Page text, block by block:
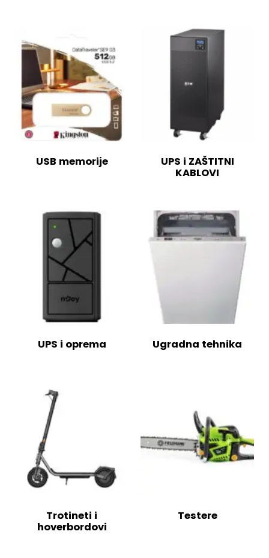
USB memorije
UPS i ZAŠTITNI
KABLOVI
UPS i oprema Ugradna tehnika
Trotineti i
hoverbordovi
Testere